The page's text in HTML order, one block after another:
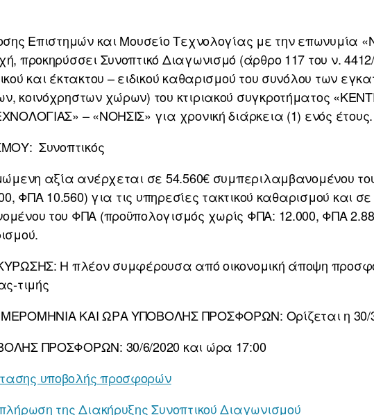
Επιστημών και Μουσείο Τεχνολογίας με την επωνυμία
προκηρύσσει Συνοπτικό Διαγωνισμό (άρθρο 117 του ν.
και έκτακτου – ειδικού καθαρισμού του συνόλου των
κοινόχρηστων χώρων) του κτιριακού συγκροτήματος
– «ΝΟΗΣΙΣ» για χρονική διάρκεια (1) ενός έτους.
Συνοπτικός
αξία ανέρχεται σε 54.560€ συμπεριλαμβανομένου
ΦΠΑ 10.560) για τις υπηρεσίες τακτικού καθαρισμού και σε
του ΦΠΑ (προϋπολογισμός χωρίς ΦΠΑ: 12.000, ΦΠΑ
Η πλέον συμφέρουσα από οικονομική άποψη
τιμής
ΚΑΙ ΩΡΑ ΥΠΟΒΟΛΗΣ ΠΡΟΣΦΟΡΩΝ: Ορίζεται η 30/
ΠΡΟΣΦΟΡΩΝ: 30/6/2020 και ώρα 17:00
υποβολής προσφορών
της Διακήρυξης Συνοπτικού Διαγωνισμού